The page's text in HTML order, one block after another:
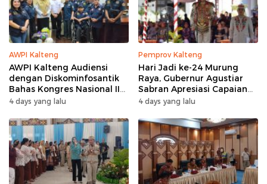
AWPI Kalteng
AWPI Kalteng Audiensi
dengan Diskominfosantik
Bahas Kongres Nasional II
AWPI
4 days yang lalu
Pemprov Kalteng
Hari Jadi ke-24 Murung
Raya, Gubernur Agustiar
Sabran Apresiasi Capaian
Pembangunan
4 days yang lalu